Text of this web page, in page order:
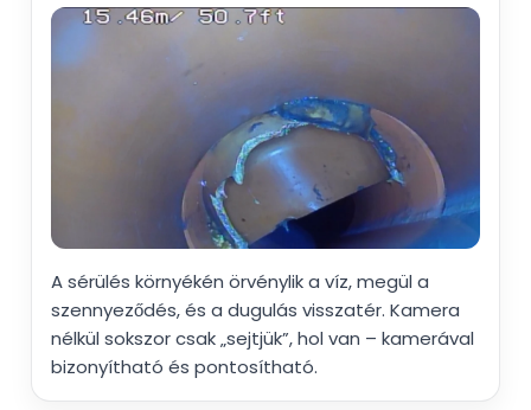
A sérülés környékén örvénylik a víz, megül a
szennyeződés, és a dugulás visszatér. Kamera
nélkül sokszor csak „sejtjük”, hol van – kamerával
bizonyítható és pontosítható.